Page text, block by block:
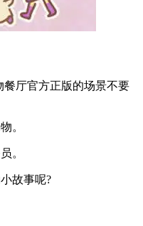
厅官方正版的场景不要
。
。
故事呢?